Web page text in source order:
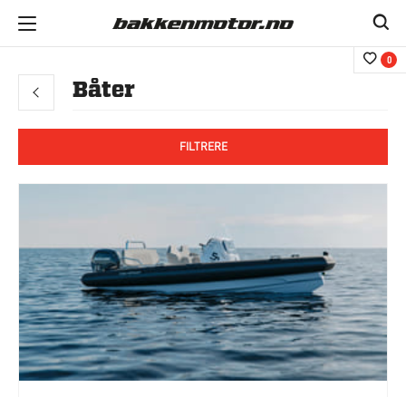
0
FILTRERE
Båter